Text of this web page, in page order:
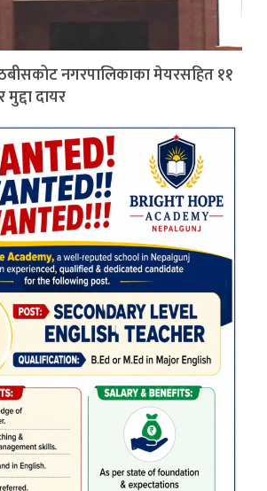
नगरपालिकाका मेयरसहित ११
मुद्दा दायर